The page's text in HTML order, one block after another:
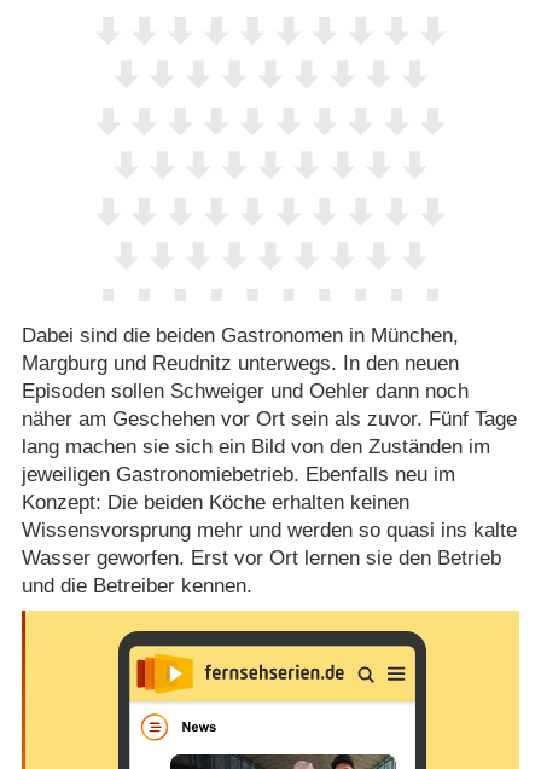
Dabei sind die beiden Gastronomen in München,
Margburg und Reudnitz unterwegs. In den neuen
Episoden sollen Schweiger und Oehler dann noch
näher am Geschehen vor Ort sein als zuvor. Fünf Tage
lang machen sie sich ein Bild von den Zuständen im
jeweiligen Gastronomiebetrieb. Ebenfalls neu im
Konzept: Die beiden Köche erhalten keinen
Wissensvorsprung mehr und werden so quasi ins kalte
Wasser geworfen. Erst vor Ort lernen sie den Betrieb
und die Betreiber kennen.